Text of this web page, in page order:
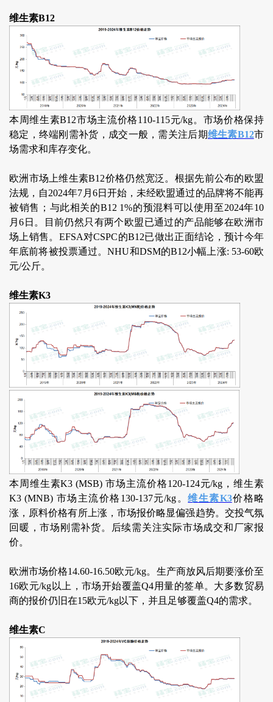
维生素B12
本周维生素B12市场主流价格110-115元/kg。市场价格保持
稳定，终端刚需补货，成交一般，需关注后期维生素B12市
场需求和库存变化。
欧洲市场上维生素B12价格仍然宽泛。根据先前公布的欧盟
法规，自2024年7月6日开始，未经欧盟通过的品牌将不能再
被销售；与此相关的B12 1%的预混料可以使用至2024年10
月6日。目前仍然只有两个欧盟已通过的产品能够在欧洲市
场上销售。EFSA对CSPC的B12已做出正面结论，预计今年
年底前将被投票通过。NHU和DSM的B12小幅上涨: 53-60欧
元/公斤。
维生素K3
本周维生素K3 (MSB) 市场主流价格120-124元/kg，维生素
K3 (MNB) 市场主流价格130-137元/kg。维生素K3价格略
涨，原料价格有所上涨，市场报价略显偏强趋势。交投气氛
回暖，市场刚需补货。后续需关注实际市场成交和厂家报
价。
欧洲市场价格14.60-16.50欧元/kg。生产商放风后期要涨价至
16欧元/kg以上，市场开始覆盖Q4用量的签单。大多数贸易
商的报价仍旧在15欧元/kg以下，并且足够覆盖Q4的需求。
维生素C